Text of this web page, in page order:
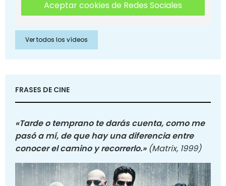
Aceptar cookies de Redes Sociales
Ver todos los vídeos
FRASES DE CINE
«Tarde o temprano te darás cuenta, como me
pasó a mí, de que hay una diferencia entre
conocer el camino y recorrerlo.» (Matrix, 1999)